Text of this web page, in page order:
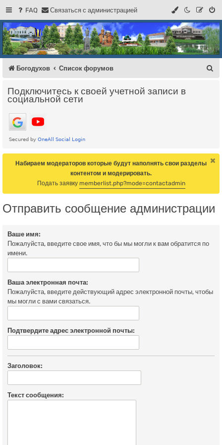
FAQ Связаться с администрацией
Регистрация
Форум Богодухова
Богодухов
Богодухов Список форумов
Подключитесь к своей учетной записи в
социальной сети
Набираем модераторов которые будут наполнять свои разделы
контентом и модерировать.
Подать заявку memberlist.php?mode=contactadmin
Отправить сообщение администрации
Ваше имя:
Пожалуйста, введите свое имя, что бы мы могли к вам обратится по
имени.
Ваша электронная почта:
Пожалуйста, введите действующий адрес электронной почты, чтобы
мы могли с вами связаться.
Подтвердите адрес электронной почты:
Заголовок:
Текст сообщения: